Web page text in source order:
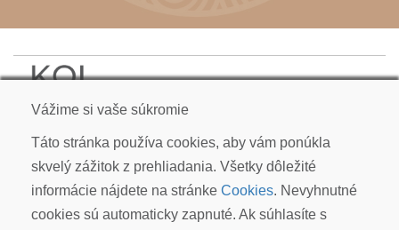
Kudlákova 7, ​841 01 Bratislava
info@koicarp.sk
OBCHODNÉ PODMIENKY
REKLAMÁCIE
PRIVACY POLICY | GDPR
Vážime si vaše súkromie
Táto stránka používa cookies, aby vám ponúkla
skvelý zážitok z prehliadania. Všetky dôležité
informácie nájdete na stránke Cookies. Nevyhnutné
cookies sú automaticky zapnuté. Ak súhlasíte s